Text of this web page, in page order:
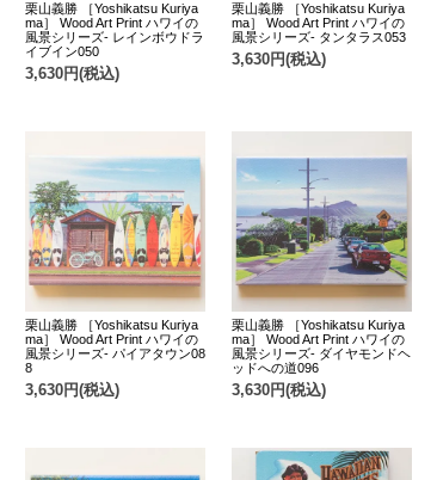
栗山義勝 ［Yoshikatsu Kuriya
ma］ Wood Art Print ハワイの
風景シリーズ- レインボウドラ
イブイン050
3,630円(税込)
栗山義勝 ［Yoshikatsu Kuriya
ma］ Wood Art Print ハワイの
風景シリーズ- タンタラス053
3,630円(税込)
栗山義勝 ［Yoshikatsu Kuriya
ma］ Wood Art Print ハワイの
風景シリーズ- パイアタウン08
8
3,630円(税込)
栗山義勝 ［Yoshikatsu Kuriya
ma］ Wood Art Print ハワイの
風景シリーズ- ダイヤモンドヘ
ッドへの道096
3,630円(税込)